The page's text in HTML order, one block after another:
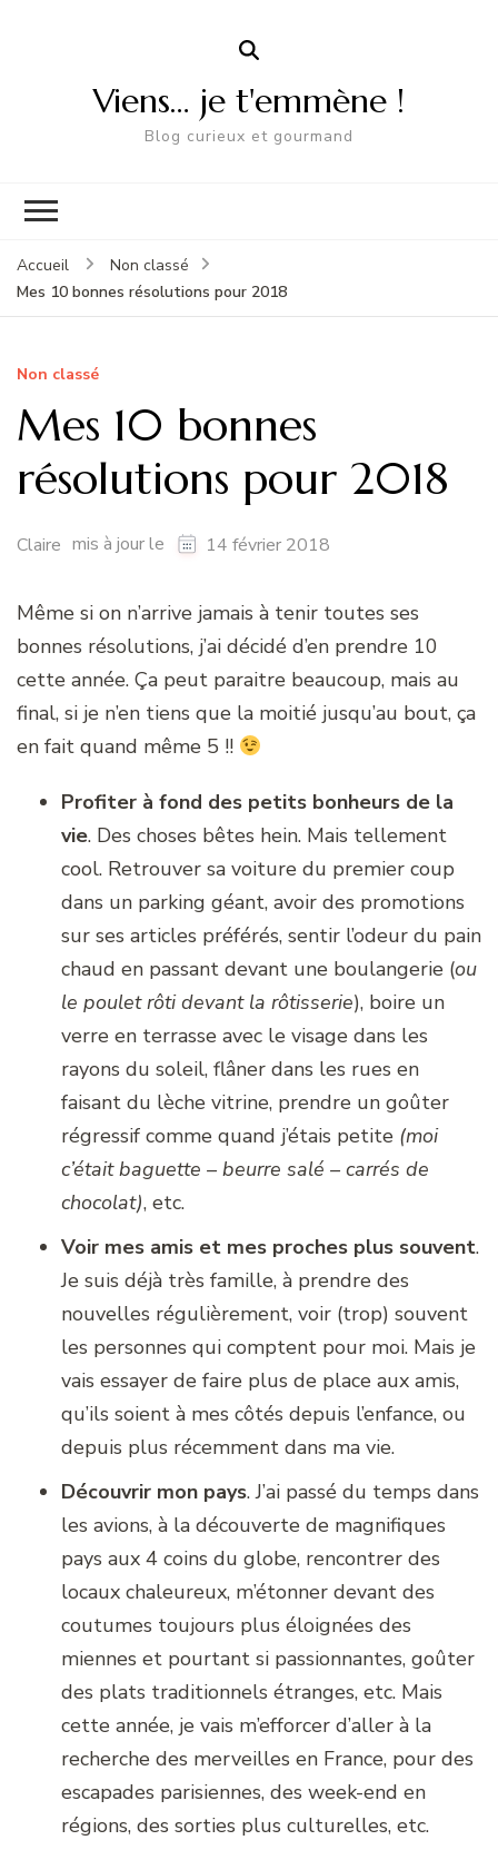
Viens… je t'emmène !
Blog curieux et gourmand
Accueil
Non classé
Mes 10 bonnes résolutions pour 2018
Non classé
Mes 10 bonnes
résolutions pour 2018
Claire mis à jour le 14 février 2018
Même si on n’arrive jamais à tenir toutes ses
bonnes résolutions, j’ai décidé d’en prendre 10
cette année. Ça peut paraitre beaucoup, mais au
final, si je n’en tiens que la moitié jusqu’au bout, ça
en fait quand même 5 !!
Profiter à fond des petits bonheurs de la
vie. Des choses bêtes hein. Mais tellement
cool. Retrouver sa voiture du premier coup
dans un parking géant, avoir des promotions
sur ses articles préférés, sentir l’odeur du pain
chaud en passant devant une boulangerie (ou
le poulet rôti devant la rôtisserie), boire un
verre en terrasse avec le visage dans les
rayons du soleil, flâner dans les rues en
faisant du lèche vitrine, prendre un goûter
régressif comme quand j’étais petite (moi
c’était baguette – beurre salé – carrés de
chocolat), etc.
Voir mes amis et mes proches plus souvent.
Je suis déjà très famille, à prendre des
nouvelles régulièrement, voir (trop) souvent
les personnes qui comptent pour moi. Mais je
vais essayer de faire plus de place aux amis,
qu’ils soient à mes côtés depuis l’enfance, ou
depuis plus récemment dans ma vie.
Découvrir mon pays. J’ai passé du temps dans
les avions, à la découverte de magnifiques
pays aux 4 coins du globe, rencontrer des
locaux chaleureux, m’étonner devant des
coutumes toujours plus éloignées des
miennes et pourtant si passionnantes, goûter
des plats traditionnels étranges, etc. Mais
cette année, je vais m’efforcer d’aller à la
recherche des merveilles en France, pour des
escapades parisiennes, des week-end en
régions, des sorties plus culturelles, etc.